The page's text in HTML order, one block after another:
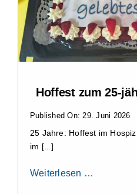
Hoffest zum 25-
Published On: 29. Juni 2026
25 Jahre: Hoffest im
im [...]
Weiterlesen …